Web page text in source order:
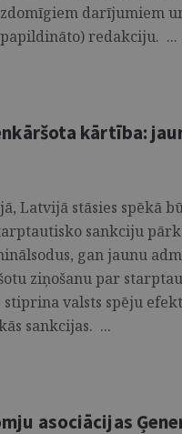
darījumiem
redakciju. ...
kārtība:
Latvijā stāsies spēkā
sankciju
gan jaunu
ziņošanu par
valsts spēju
sankcijas. ...
asociācijas